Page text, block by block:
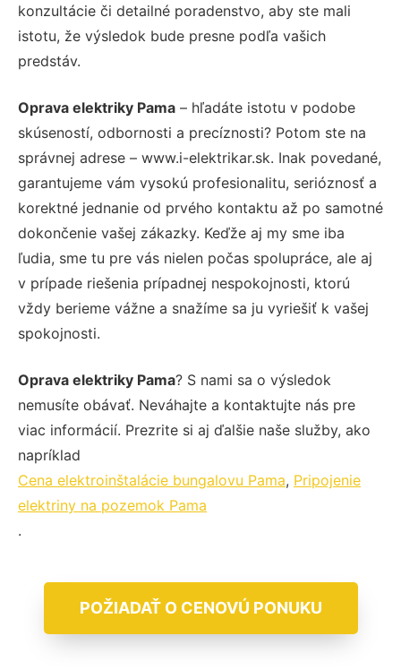
konzultácie či detailné poradenstvo, aby ste mali
istotu, že výsledok bude presne podľa vašich
predstáv.
Oprava elektriky Pama – hľadáte istotu v podobe
skúseností, odbornosti a precíznosti? Potom ste na
správnej adrese – www.i-elektrikar.sk. Inak povedané,
garantujeme vám vysokú profesionalitu, serióznosť a
korektné jednanie od prvého kontaktu až po samotné
dokončenie vašej zákazky. Keďže aj my sme iba
ľudia, sme tu pre vás nielen počas spolupráce, ale aj
v prípade riešenia prípadnej nespokojnosti, ktorú
vždy berieme vážne a snažíme sa ju vyriešiť k vašej
spokojnosti.
Oprava elektriky Pama? S nami sa o výsledok
nemusíte obávať. Neváhajte a kontaktujte nás pre
viac informácií. Prezrite si aj ďalšie naše služby, ako
napríklad
Cena elektroinštalácie bungalovu Pama, Pripojenie
elektriny na pozemok Pama
.
POŽIADAŤ O CENOVÚ PONUKU